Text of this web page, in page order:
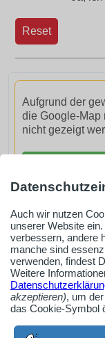
Reset
Aufgrund der
die Google-Map
nicht gezeigt
AdSense smARTe
Ob Solo-
Erstelle jetzt ein
Auch wir nutzen
unserer Website
verbessern, andere
manche sind
verwenden, findest
Weitere
akzeptieren), um
das Cookie-Symbol